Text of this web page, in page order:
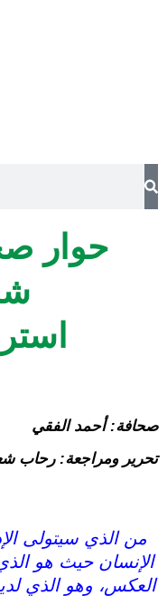
حوار
صحافة: أحمد الفقي
تحرير ومراجعة: رحاب
الإنسان حيث هو
العكس، وهو الذي